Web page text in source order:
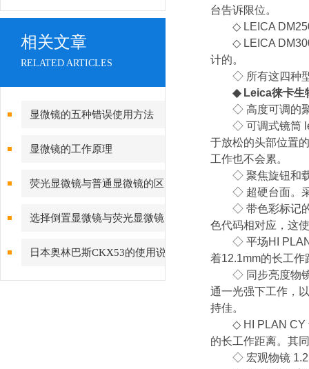
相关文章
RELATED ARTICLES
显微镜的五种错误使用方法
显微镜的工作原理
荧光显微镜与普通显微镜的区
别
选择倒置显微镜与荧光显微镜
考虑几点
日本奥林巴斯CKX53的使用说
明
台告诉限位。
◇ LEICA DM2500
◇ LEICA DM3000
计的。
◇ 所有这四种型
◆ Leica徕卡生
◇ 高度可调的聚
◇ 可调式镜筒
于放松的头部位置
工作也不会累。
◇ 聚焦旋钮和载
◇ 超硬台面。采
◇ 带色彩标记的
色代码相对应，这
◇ 平场HI PLAN物
着12.1mm的长工
◇ 同步亮度物镜
通一光强下工作，
持佳。
◇ HI PLAN CY 专
的长工作距离。其
◇ 宏观物镜